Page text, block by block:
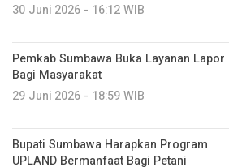
30 Juni 2026 - 16:12 WIB
Pemkab Sumbawa Buka Layanan Lapor
Bagi Masyarakat
29 Juni 2026 - 18:59 WIB
Bupati Sumbawa Harapkan Program
UPLAND Bermanfaat Bagi Petani